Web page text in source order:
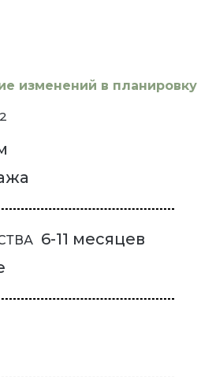
изменений в планировку
2
6-11 месяцев